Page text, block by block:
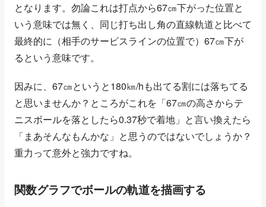
となります。勿論これは打点から67㎝下がった位置と
いう意味では無く、同じ打ち出し角の直線軌道と比べて
最終的に（相手のサービスラインの位置で）67㎝下が
るという意味です。
因みに、67㎝というと180㎞/hも出てる割には落ちてる
と思いませんか？ところがこれを「67㎝の高さからテ
ニスボールを落としたら0.37秒で着地」と言い換えたら
「まあそんなもんかな」と思うのではないでしょうか？
重力って意外と強力ですね。
関数グラフでボールの軌道を描画する